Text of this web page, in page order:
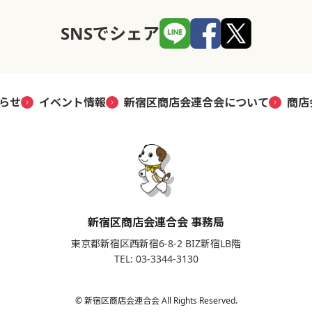
SNSでシェア
せ イベント情報 新宿区商店会連合会について 商
新宿区商店会連合会 事務局
東京都新宿区西新宿6-8-2 BIZ新宿LB階
TEL: 03-3344-3130
© 新宿区商店会連合会 All Rights Reserved.